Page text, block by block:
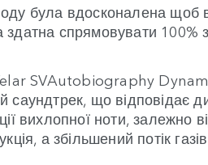
була вдосконалена щоб
спрямовувати 100%
SVAutobiography
саундтрек, що відповідає
вихлопної ноти, залежно
а збільшений потік